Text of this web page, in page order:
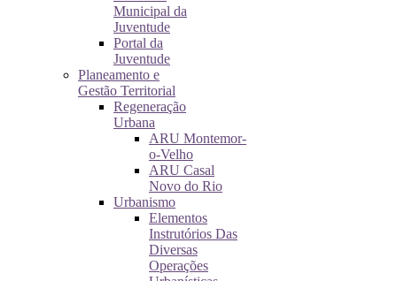
Municipal da
Juventude
Portal da
Juventude
Planeamento e
Gestão Territorial
Regeneração
Urbana
ARU Montemor-
o-Velho
ARU Casal
Novo do Rio
Urbanismo
Elementos
Instrutórios Das
Diversas
Operações